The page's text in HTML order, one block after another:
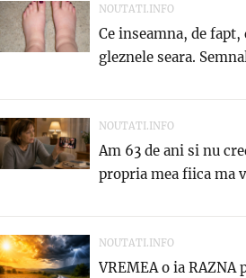
NOUTATI.INFO
Ce inseamna, de
gleznele seara.
NOUTATI.INFO
Am 63 de ani si nu
propria mea fiica ma
NOUTATI.INFO
VREMEA o ia RAZNA